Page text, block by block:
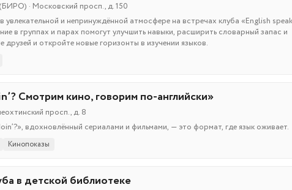
· Московский просп., д. 150
увлекательной и непринуждённой атмосфере на встречах клуба «English
в группах и парах помогут улучшить навыки, расширить словарный запас и
друзей и откройте новые горизонты в изучении языков.
Смотрим кино, говорим по-английски»
просп., д. 8
вдохновлённый сериалами и фильмами, — это формат, где язык оживает.
Кинопоказы
в детской библиотеке